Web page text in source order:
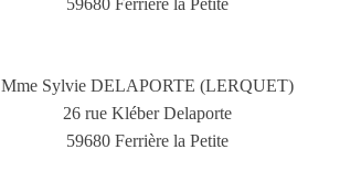
59680 Ferrière la Petite
Mme Sylvie DELAPORTE (LERQUET)
26 rue Kléber Delaporte
59680 Ferrière la Petite